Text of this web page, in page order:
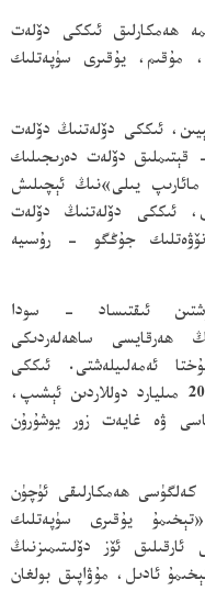
ھەمكارلىق ئىككى دۆلەت
مۇقىم، يۇقىرى سۈپەتلىك
كېيىن، ئىككى دۆلەتنىڭ دۆلەت
بىرلىكتە ئىككى تەرەپنىڭ 10 - قېتىملىق دۆلەت دەرىجىلىك
يىلى»نىڭ ئېچىلىش
ئىككى دۆلەتنىڭ دۆلەت
ئايرىم - ئايرىم 10 - نۆۋەتلىك جۇڭگو - رۇسىيە
ئىقتىساد - سودا
ھەرقايسى ساھەلەردىكى
ئەمەلىيلەشتى. ئىككى
تەرەپنىڭ سودا سوممىسى ئۇدا ئۈچ يىل 200 مىليارد دوللاردىن ئېشىپ،
ۋە غايەت زور يوشۇرۇن
ھەمكارلىقى ئۈچۈن
يۇقىرى سۈپەتلىك
ئارقىلىق ئۆز دۆلىتىمىزنىڭ
ئادىل، مۇۋاپىق بولغان